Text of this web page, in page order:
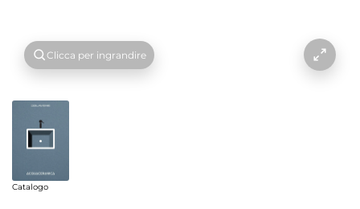
Clicca per ingrandire
Catalogo